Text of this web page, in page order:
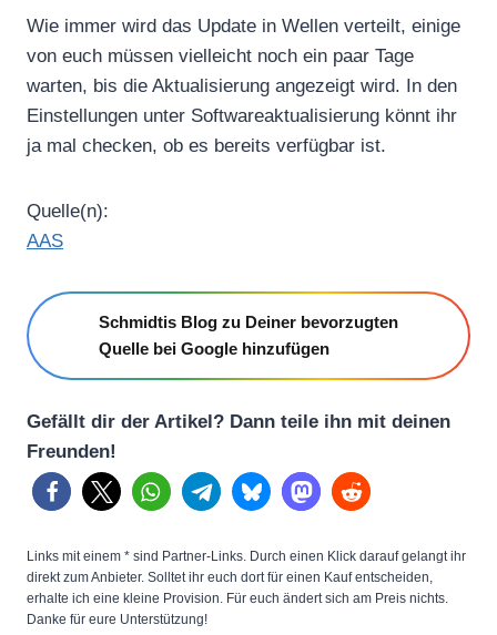
Wie immer wird das Update in Wellen verteilt, einige
von euch müssen vielleicht noch ein paar Tage
warten, bis die Aktualisierung angezeigt wird. In den
Einstellungen unter Softwareaktualisierung könnt ihr
ja mal checken, ob es bereits verfügbar ist.
Quelle(n):
AAS
Schmidtis Blog zu Deiner bevorzugten
Quelle bei Google hinzufügen
Gefällt dir der Artikel? Dann teile ihn mit deinen
Freunden!
Links mit einem * sind Partner-Links. Durch einen Klick darauf gelangt ihr
direkt zum Anbieter. Solltet ihr euch dort für einen Kauf entscheiden,
erhalte ich eine kleine Provision. Für euch ändert sich am Preis nichts.
Danke für eure Unterstützung!